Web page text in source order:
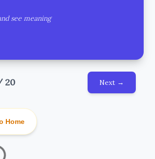
see meaning
a person was born.
20 Next →
Home